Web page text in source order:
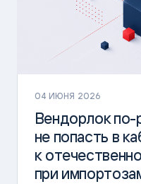
04 ИЮНЯ 2026
Вендорлокпо-
не попасть в
к
при